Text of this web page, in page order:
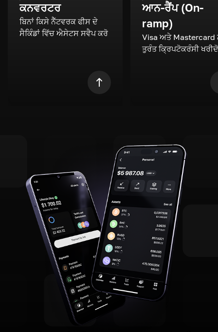
ਕਨਵਰਟਰ
ਬਿਨਾਂ ਕਿਸੇ ਨੈੱਟਵਰਕ ਫੀਸ ਦੇ
ਸੈਕਿੰਡਾਂ ਵਿੱਚ ਐਸੇਟਸ ਸਵੈਪ ਕਰੋ
ਆਨ-ਰੈਂਪ (On-
ramp)
Visa ਅਤੇ Mastercard
ਤੁਰੰਤ ਕ੍ਰਿਪਟੋਕਰੰਸੀ ਖਰੀਦੋ